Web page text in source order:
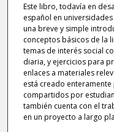
Este libro, todavía en
español en
una breve y simple
conceptos básicos de la
temas de interés social
diaria, y ejercicios para
enlaces a materiales
está creado
compartidos por
también cuenta con el
en un proyecto a largo